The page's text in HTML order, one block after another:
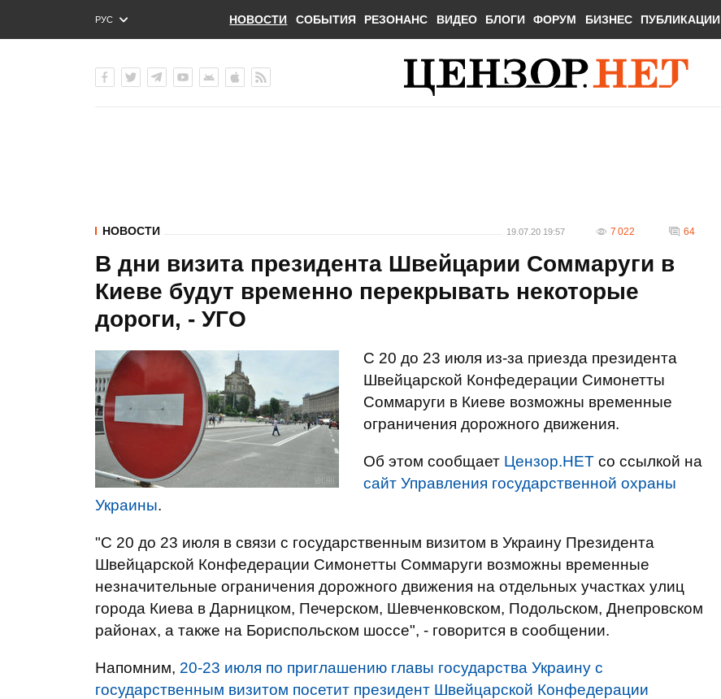
РУС
ENG
НОВОСТИ СОБЫТИЯ РЕЗОНАНС ВИДЕО БЛОГИ ФОРУМ БИЗНЕС ПУБЛИКАЦИИ
НОВОСТИ 19.07.20 19:57 7 022 64
В дни визита президента Швейцарии Соммаруги в
Киеве будут временно перекрывать некоторые
дороги, - УГО
С 20 до 23 июля из-за приезда президента
Швейцарской Конфедерации Симонетты
Соммаруги в Киеве возможны временные
ограничения дорожного движения.
Об этом сообщает Цензор.НЕТ со ссылкой на
сайт Управления государственной охраны
Украины.
"С 20 до 23 июля в связи с государственным визитом в Украину Президента
Швейцарской Конфедерации Симонетты Соммаруги возможны временные
незначительные ограничения дорожного движения на отдельных участках улиц
города Киева в Дарницком, Печерском, Шевченковском, Подольском, Днепровском
районах, а также на Бориспольском шоссе", - говорится в сообщении.
Напомним, 20-23 июля по приглашению главы государства Украину с
государственным визитом посетит президент Швейцарской Конфедерации